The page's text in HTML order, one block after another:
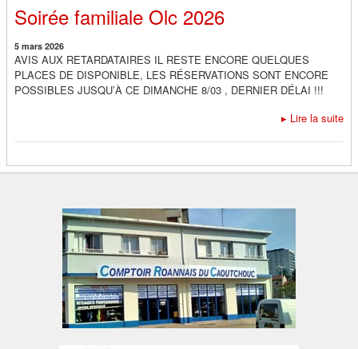
Soirée familiale Olc 2026
5 mars 2026
AVIS AUX RETARDATAIRES IL RESTE ENCORE QUELQUES
PLACES DE DISPONIBLE, LES RÉSERVATIONS SONT ENCORE
POSSIBLES JUSQU’À CE DIMANCHE 8/03 , DERNIER DÉLAI !!!
▸ Lire la suite